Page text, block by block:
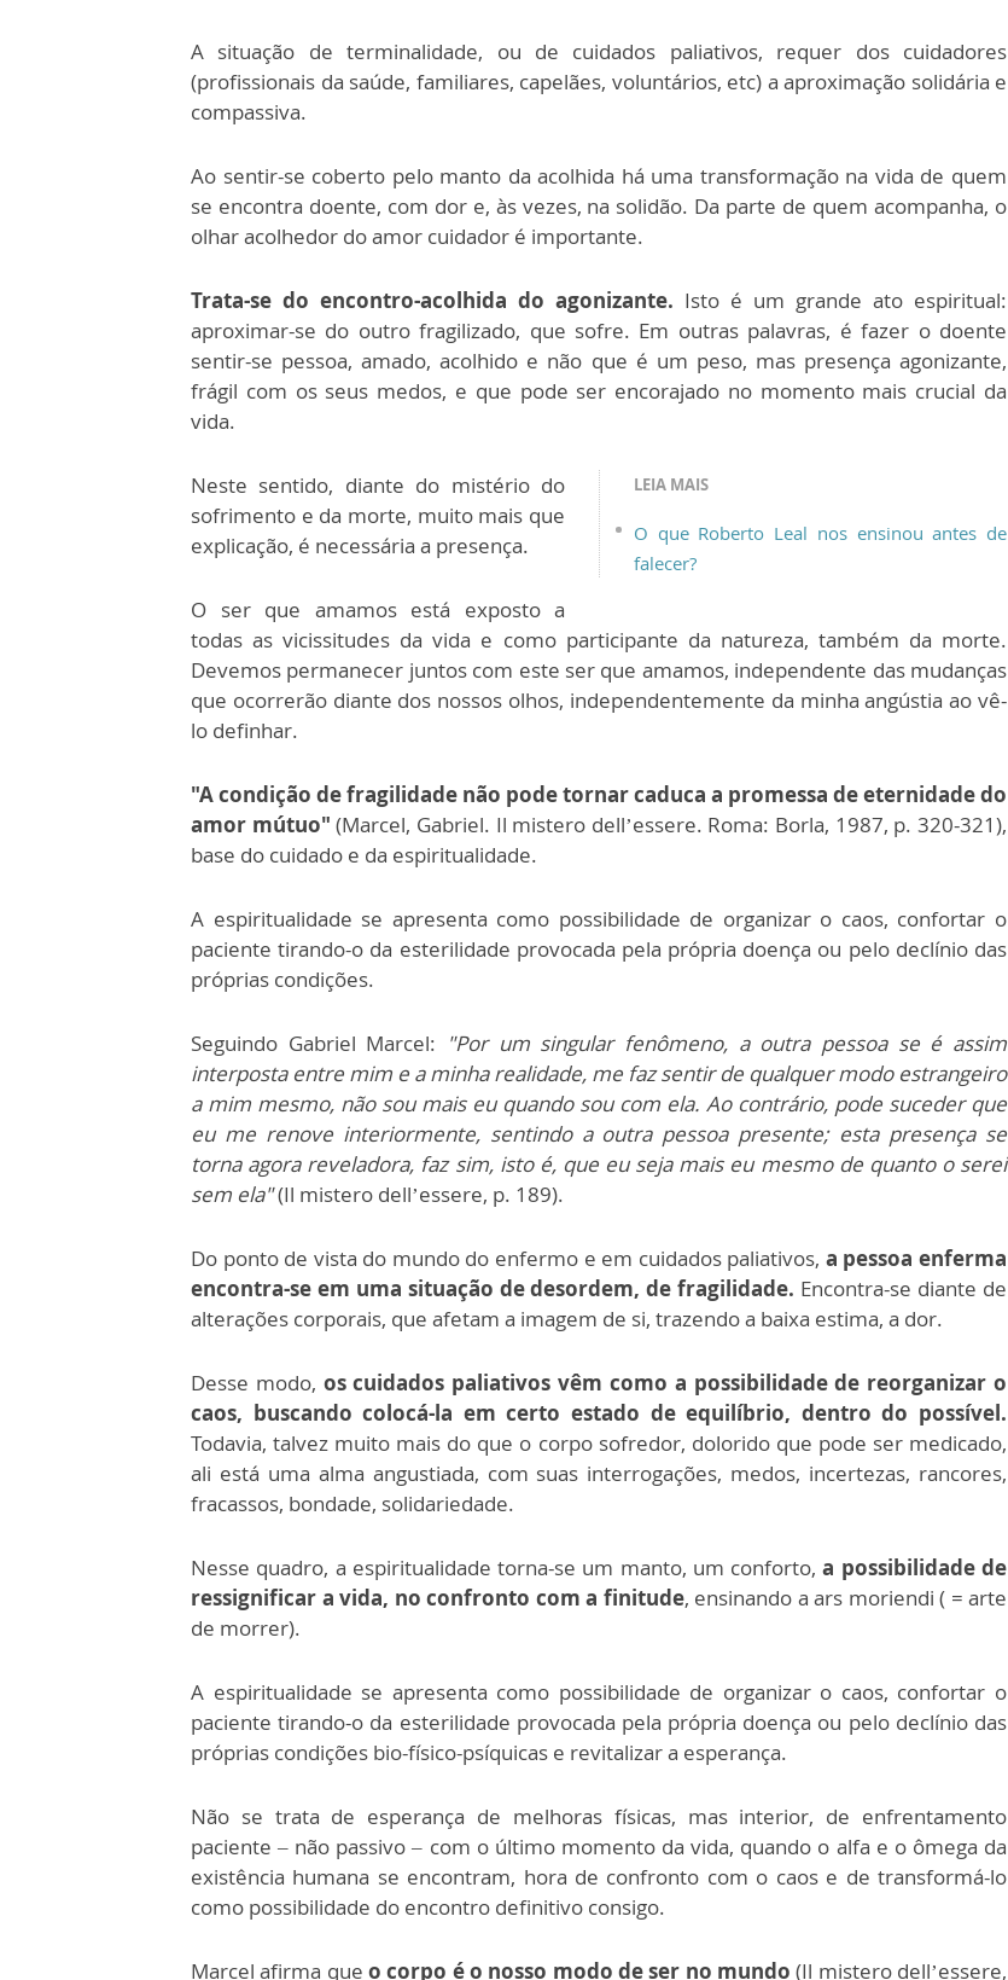
A situação de terminalidade, ou de cuidados paliativos, requer dos cuidadores
(profissionais da saúde, familiares, capelães, voluntários, etc) a aproximação solidária e
compassiva.
Ao sentir-se coberto pelo manto da acolhida há uma transformação na vida de quem
se encontra doente, com dor e, às vezes, na solidão. Da parte de quem acompanha, o
olhar acolhedor do amor cuidador é importante.
Trata-se do encontro-acolhida do agonizante. Isto é um grande ato espiritual:
aproximar-se do outro fragilizado, que sofre. Em outras palavras, é fazer o doente
sentir-se pessoa, amado, acolhido e não que é um peso, mas presença agonizante,
frágil com os seus medos, e que pode ser encorajado no momento mais crucial da
vida.
LEIA MAIS
O que Roberto Leal nos ensinou antes de
falecer?
Neste sentido, diante do mistério do
sofrimento e da morte, muito mais que
explicação, é necessária a presença.
O ser que amamos está exposto a
todas as vicissitudes da vida e como participante da natureza, também da morte.
Devemos permanecer juntos com este ser que amamos, independente das mudanças
que ocorrerão diante dos nossos olhos, independentemente da minha angústia ao vê-
lo definhar.
"A condição de fragilidade não pode tornar caduca a promessa de eternidade do
amor mútuo"(Marcel, Gabriel. Il mistero dell’essere. Roma: Borla, 1987, p. 320-321),
base do cuidado e da espiritualidade.
A espiritualidade se apresenta como possibilidade de organizar o caos, confortar o
paciente tirando-o da esterilidade provocada pela própria doença ou pelo declínio das
próprias condições.
Seguindo Gabriel Marcel: "Por um singular fenômeno, a outra pessoa se é assim
interposta entre mim e a minha realidade, me faz sentir de qualquer modo estrangeiro
a mim mesmo, não sou mais eu quando sou com ela. Ao contrário, pode suceder que
eu me renove interiormente, sentindo a outra pessoa presente; esta presença se
torna agora reveladora, faz sim, isto é, que eu seja mais eu mesmo de quanto o serei
sem ela"(Il mistero dell’essere, p. 189).
Do ponto de vista do mundo do enfermo e em cuidados paliativos, a pessoa enferma
encontra-se em uma situação de desordem, de fragilidade. Encontra-se diante de
alterações corporais, que afetam a imagem de si, trazendo a baixa estima, a dor.
Desse modo, os cuidados paliativos vêm como a possibilidade de reorganizar o
caos, buscando colocá-la em certo estado de equilíbrio, dentro do possível.
Todavia, talvez muito mais do que o corpo sofredor, dolorido que pode ser medicado,
ali está uma alma angustiada, com suas interrogações, medos, incertezas, rancores,
fracassos, bondade, solidariedade.
Nesse quadro, a espiritualidade torna-se um manto, um conforto,a possibilidade de
ressignificar a vida, no confronto com a finitude, ensinando a ars moriendi ( = arte
de morrer).
A espiritualidade se apresenta como possibilidade de organizar o caos, confortar o
paciente tirando-o da esterilidade provocada pela própria doença ou pelo declínio das
próprias condições bio-físico-psíquicas e revitalizar a esperança.
Não se trata de esperança de melhoras físicas, mas interior, de enfrentamento
paciente – não passivo – com o último momento da vida, quando o alfa e o ômega da
existência humana se encontram, hora de confronto com o caos e de transformá-lo
como possibilidade do encontro definitivo consigo.
Marcel afirma que o corpo é o nosso modo de ser no mundo (Il mistero dell’essere,